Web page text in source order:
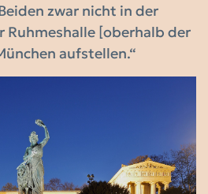
zwar nicht in der
Ruhmeshalle [oberhalb der
aufstellen.“